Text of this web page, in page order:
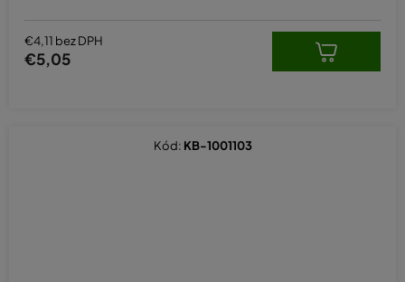
€4,11 bez DPH
€5,05
Kód: KB-1001103